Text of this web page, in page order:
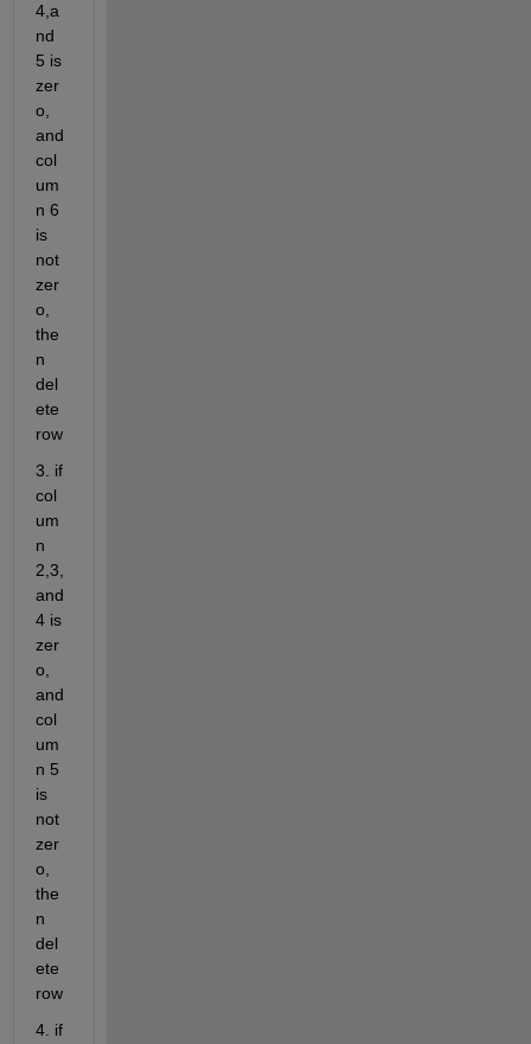
4,a
nd
5 is
zer
o,
and
col
um
n 6
is
not
zer
o,
the
n
del
ete
row
3. if
col
um
n
2,3,
and
4 is
zer
o,
and
col
um
n 5
is
not
zer
o,
the
n
del
ete
row
4. if